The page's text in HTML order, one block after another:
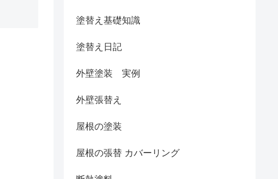
塗替え基礎知識
塗替え日記
外壁塗装 実例
外壁張替え
屋根の塗装
屋根の張替 カバーリング